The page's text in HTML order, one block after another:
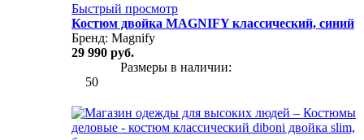
Быстрый просмотр
Костюм двойка MAGNIFY классический, синий
Бренд: Magnify
29 990 руб.
Размеры в наличии:
50